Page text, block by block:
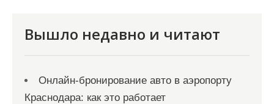
Вышло недавно и читают
Онлайн‑бронирование авто в аэропорту
Краснодара: как это работает